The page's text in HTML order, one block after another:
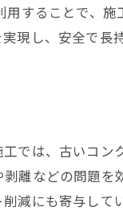
することで、施
現し、安全で長
では、古いコン
離などの問題を
減にも寄与して